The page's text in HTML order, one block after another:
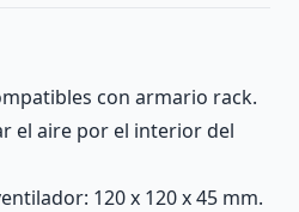
con armario rack.
el aire por el interior del
120 x 120 x 45 mm.